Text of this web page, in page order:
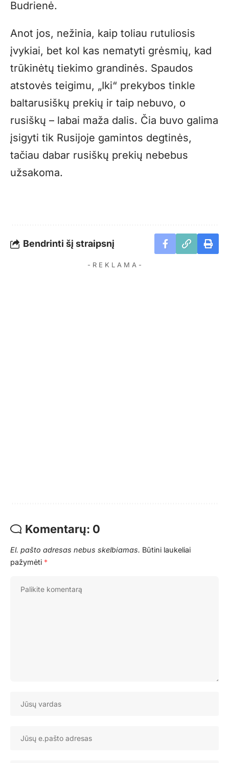
Budrienė.
Anot jos, nežinia, kaip toliau rutuliosis
įvykiai, bet kol kas nematyti grėsmių, kad
trūkinėtų tiekimo grandinės. Spaudos
atstovės teigimu, „Iki“ prekybos tinkle
baltarusiškų prekių ir taip nebuvo, o
rusiškų – labai maža dalis. Čia buvo galima
įsigyti tik Rusijoje gamintos degtinės,
tačiau dabar rusiškų prekių nebebus
užsakoma.
Bendrinti šį straipsnį
- R E K L A M A -
Komentarų: 0
El. pašto adresas nebus skelbiamas. Būtini laukeliai
pažymėti *